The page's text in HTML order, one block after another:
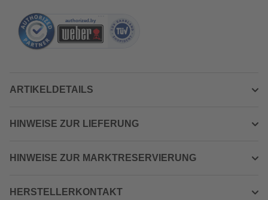
ARTIKELDETAILS
HINWEISE ZUR LIEFERUNG
HINWEISE ZUR MARKTRESERVIERUNG
HERSTELLERKONTAKT